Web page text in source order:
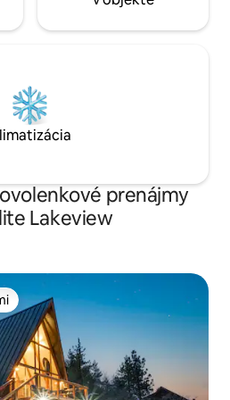
prenájmy
Lakeview